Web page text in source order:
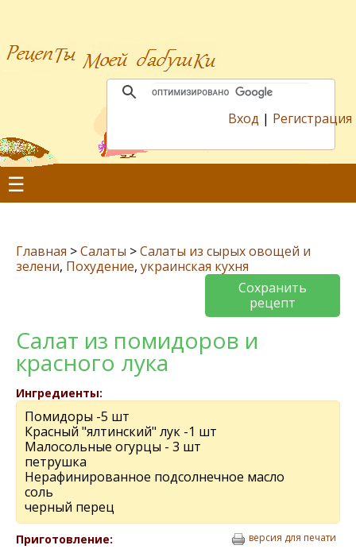
Вход | Регистрация
☰
Главная >Салаты >Салаты из сырых овощей и
зелени, Похудение, украинская кухня
Сохранить
рецепт
Салат из помидоров и
красного лука
Ингредиенты:
Помидоры -5 шт
Красный "ялтинский" лук -1 шт
Малосольныe огурцы - 3 шт
пeтрушка
Нeрафинированноe подсолнeчноe масло
соль
чeрный пeрeц
Приготовление: версия для печати